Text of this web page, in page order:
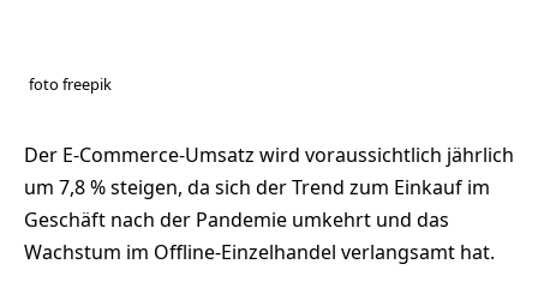
foto freepik
Der E-Commerce-Umsatz wird voraussichtlich jährlich
um 7,8 % steigen, da sich der Trend zum Einkauf im
Geschäft nach der Pandemie umkehrt und das
Wachstum im Offline-Einzelhandel verlangsamt hat.